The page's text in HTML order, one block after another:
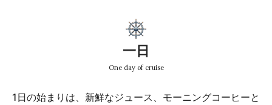
一日
One day of cruise
1日の始まりは、新鮮なジュース、モーニングコーヒーと